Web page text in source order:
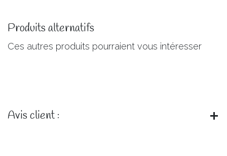
Produits alternatifs
Ces autres produits pourraient vous intéresser
Avis client :